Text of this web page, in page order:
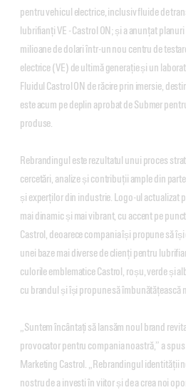
pentru vehicul electrice, inclusiv fluide de
lubrifianți VE - Castrol ON; și a anunțat
milioane de dolari într-un nou centru de
electrice (VE) de ultimă generație și un
Fluidul Castrol ON de răcire prin imersie,
este acum pe deplin aprobat de Submer
produse.
Rebrandingul este rezultatul unui proces
cercetări, analize și contribuții ample din
și experților din industrie. Logo-ul actualizat
mai dinamic și mai vibrant, cu accent pe
Castrol, deoarece compania își propune să
unei baze mai diverse de clienți pentru
culorile emblematice Castrol, roșu, verde și
cu brandul și își propune să îmbunătățească
„Suntem încântați să lansăm noul brand
provocator pentru compania noastră,” a
Marketing Castrol. „Rebrandingul identității
nostru de a investi în viitor și de a crea noi